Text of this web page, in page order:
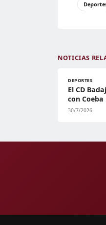
NOTICIAS
DEPORTES
El CD
con
30/7/2026